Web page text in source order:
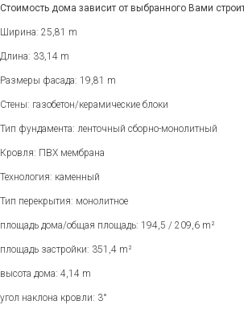
Стоимость дома зависит от выбранного Вами
Ширина: 25,81 m
Длина: 33,14 m
Размеры фасада: 19,81 m
Стены: газобетон/керамические блоки
Тип фундамента: ленточный сборно-монолитный
Кровля: ПВХ мембрана
Технология: каменный
Тип перекрытия: монолитное
площадь дома/общая площадь: 194,5 / 209,6 m²
площадь застройки: 351,4 m²
высота дома: 4,14 m
угол наклона кровли: 3°